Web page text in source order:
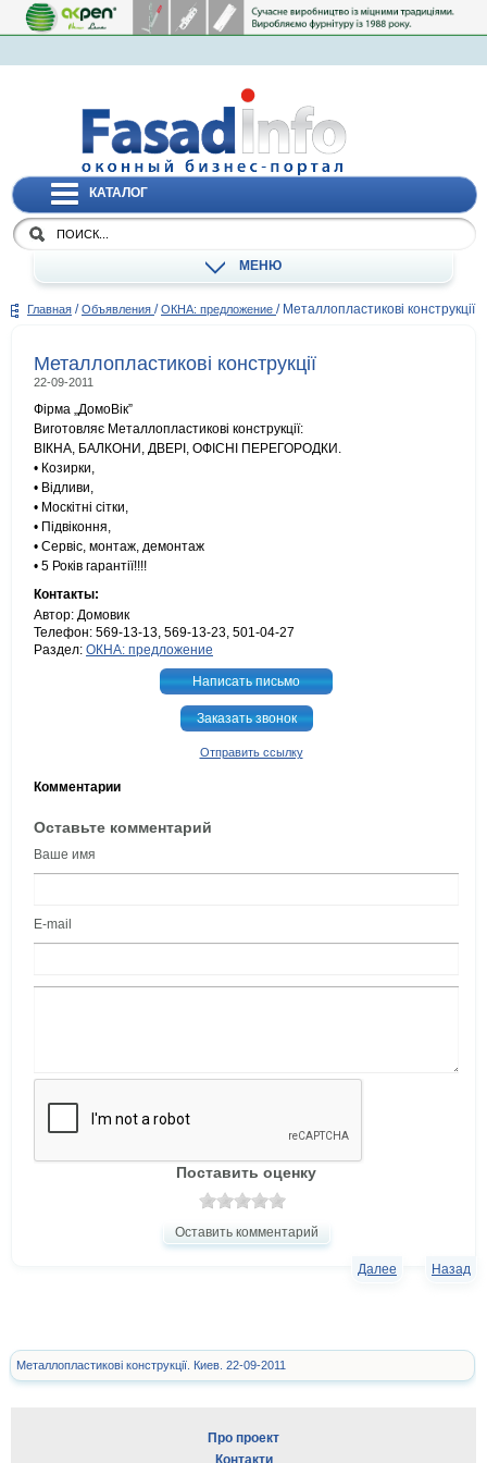
КАТАЛОГ
МЕНЮ
Главная / Объявления / ОКНА: предложение / Металлопластикові конструкції
Металлопластикові конструкції
22-09-2011
Фірма „ДомоВік”
Виготовляє Металлопластикові конструкції:
ВІКНА, БАЛКОНИ, ДВЕРІ, ОФІСНІ ПЕРЕГОРОДКИ.
• Козирки,
• Відливи,
• Москітні сітки,
• Підвіконня,
• Сервіс, монтаж, демонтаж
• 5 Років гарантії!!!!
Контакты:
Автор: Домовик
Телефон: 569-13-13, 569-13-23, 501-04-27
Раздел: ОКНА: предложение
Написать письмо
Заказать звонок
Отправить ссылку
Комментарии
Оставьте комментарий
Ваше имя
E-mail
Поставить оценку
Оставить комментарий
Назад
Далее
Металлопластикові конструкції. Киев. 22-09-2011
Про проект